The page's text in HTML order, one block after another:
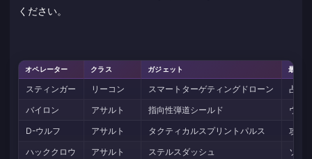
ください。
オペレーター クラス ガジェット 最適な
スティンガー リーコン スマートターゲティングドローン
占領
バイロン
アサルト 指向性弾道シールド
ウォ
D-ウルフ
アサルト タクティカルスプリントパルス
攻撃
ハッククロウ
アサルト ステルスダッシュ ソロ